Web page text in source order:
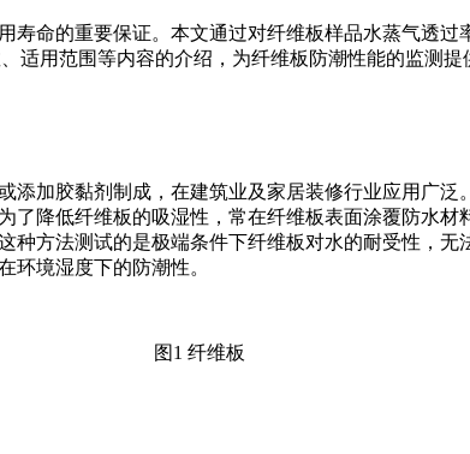
命的重要保证。本文通过对纤维板样品水蒸气透
适用范围等内容的介绍，为纤维板防潮性能的监测提
加胶黏剂制成，在建筑业及家居装修行业应用广
降低纤维板的吸湿性，常在纤维板表面涂覆防水
方法测试的是极端条件下纤维板对水的耐受性，
环境湿度下的防潮性。
图1 纤维板